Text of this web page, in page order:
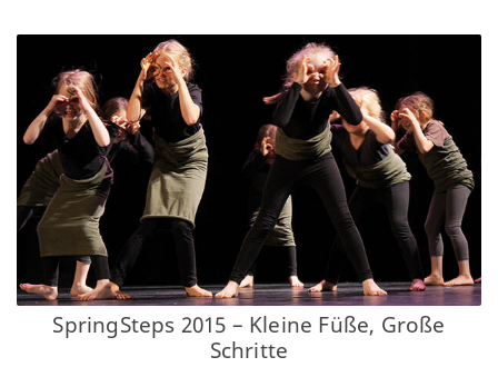
SpringSteps 2015 – Kleine Füße, Große
Schritte